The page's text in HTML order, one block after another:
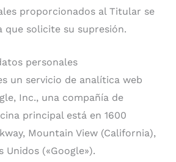
proporcionados al Titular se
que solicite su supresión.
personales
un servicio de analítica web
Inc., una compañía de
principal está en 1600
Mountain View (California),
Unidos («Google»).